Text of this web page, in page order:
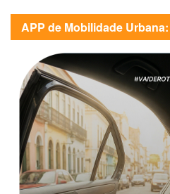
APP de Mobilidade